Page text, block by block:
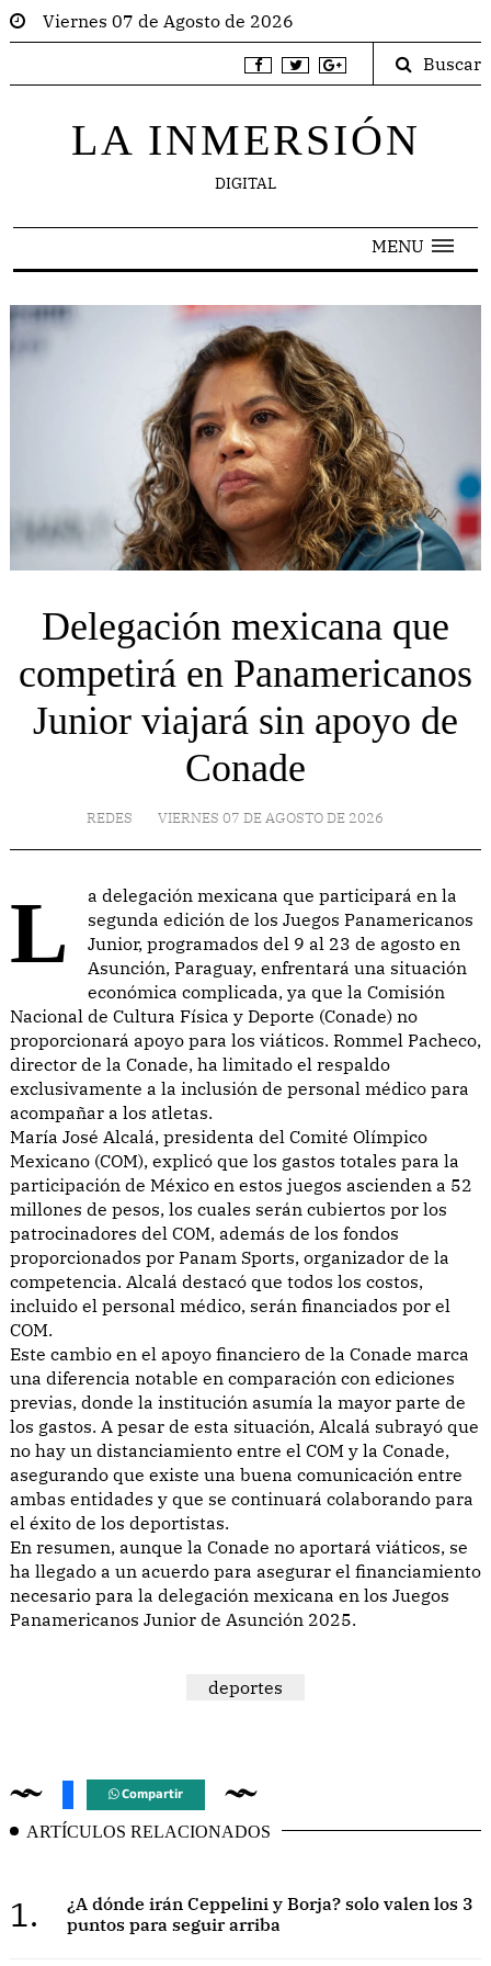
Viernes 07 de Agosto de 2026
Buscar
LA INMERSIÓN
DIGITAL
MENU
Delegación mexicana que
competirá en Panamericanos
Junior viajará sin apoyo de
Conade
REDES VIERNES 07 DE AGOSTO DE 2026
La delegación mexicana que participará en la
segunda edición de los Juegos Panamericanos
Junior, programados del 9 al 23 de agosto en
Asunción, Paraguay, enfrentará una situación
económica complicada, ya que la Comisión
Nacional de Cultura Física y Deporte (Conade) no
proporcionará apoyo para los viáticos. Rommel Pacheco,
director de la Conade, ha limitado el respaldo
exclusivamente a la inclusión de personal médico para
acompañar a los atletas.
María José Alcalá, presidenta del Comité Olímpico
Mexicano (COM), explicó que los gastos totales para la
participación de México en estos juegos ascienden a 52
millones de pesos, los cuales serán cubiertos por los
patrocinadores del COM, además de los fondos
proporcionados por Panam Sports, organizador de la
competencia. Alcalá destacó que todos los costos,
incluido el personal médico, serán financiados por el
COM.
Este cambio en el apoyo financiero de la Conade marca
una diferencia notable en comparación con ediciones
previas, donde la institución asumía la mayor parte de
los gastos. A pesar de esta situación, Alcalá subrayó que
no hay un distanciamiento entre el COM y la Conade,
asegurando que existe una buena comunicación entre
ambas entidades y que se continuará colaborando para
el éxito de los deportistas.
En resumen, aunque la Conade no aportará viáticos, se
ha llegado a un acuerdo para asegurar el financiamiento
necesario para la delegación mexicana en los Juegos
Panamericanos Junior de Asunción 2025.
deportes
Compartir
ARTÍCULOS RELACIONADOS
1.
¿A dónde irán Ceppelini y Borja? solo valen los 3
puntos para seguir arriba